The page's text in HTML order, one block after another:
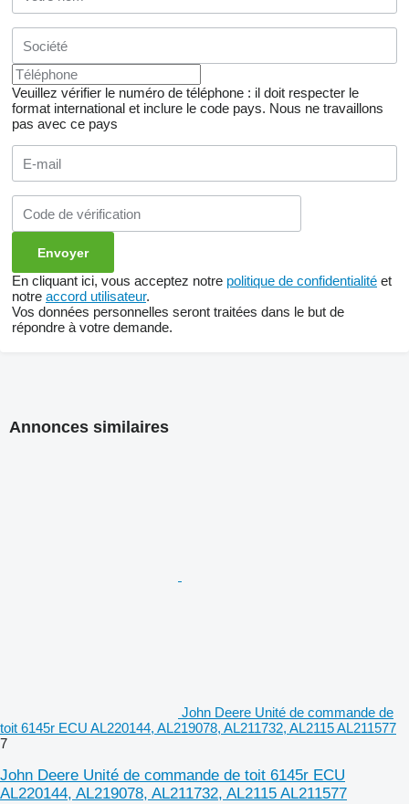
Veuillez vérifier le numéro de téléphone : il doit respecter le
format international et inclure le code pays. Nous ne travaillons
pas avec ce pays
En cliquant ici, vous acceptez notre politique de confidentialité et
notre accord utilisateur.
Vos données personnelles seront traitées dans le but de
répondre à votre demande.
Annonces similaires
John Deere Unité de commande de
toit 6145r ECU AL220144, AL219078, AL211732, AL2115 AL211577
7
John Deere Unité de commande de toit 6145r ECU
AL220144, AL219078, AL211732, AL2115 AL211577